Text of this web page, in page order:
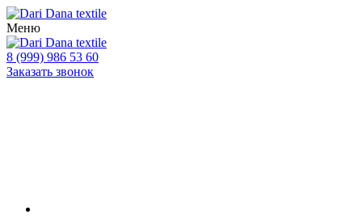
Меню
8 (999) 986 53 60
Заказать звонок